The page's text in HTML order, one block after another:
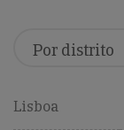
Lisboa